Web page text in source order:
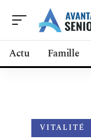
Actu Famille
VITALITÉ